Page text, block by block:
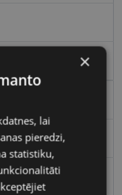
×
lai
pieredzi,
statistiku,